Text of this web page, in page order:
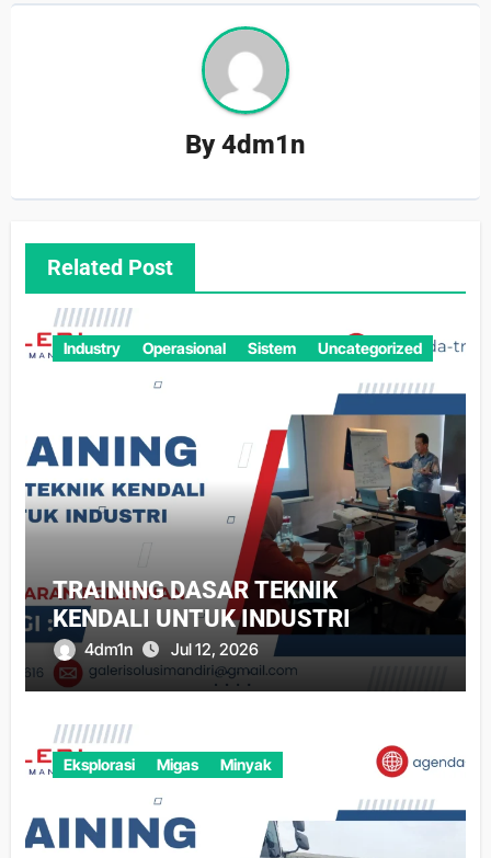
By4dm1n
Related Post
Industry Operasional Sistem Uncategorized
TRAINING DASAR TEKNIK
KENDALI UNTUK INDUSTRI
4dm1n Jul 12, 2026
Eksplorasi Migas Minyak